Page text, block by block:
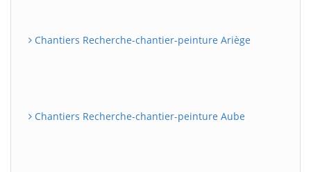
Chantiers Recherche-chantier-peinture Ariège
Chantiers Recherche-chantier-peinture Aube